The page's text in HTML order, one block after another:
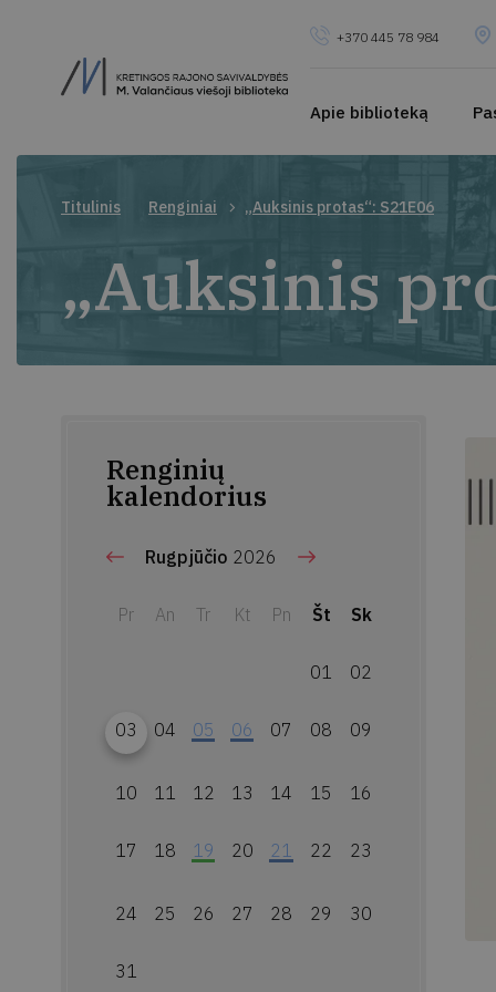
+370 445 78 984
Apie biblioteką
Titulinis Renginiai „Auksinis protas“: S21E06
„Auksinis
Renginių
kalendorius
Rugpjūčio 2026
Pr An Tr Kt Pn Št Sk
01 02
03 04 05 06 07 08 09
10 11 12 13 14 15 16
17 18 19 20 21 22 23
24 25 26 27 28 29 30
31